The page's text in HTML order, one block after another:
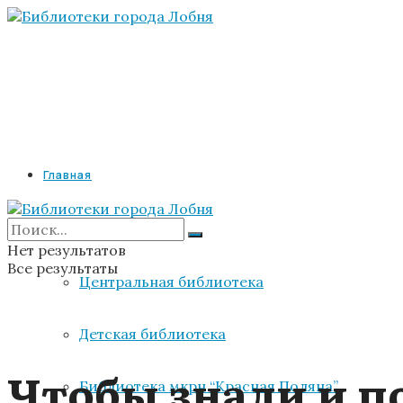
Главная
Библиотеки
Центральная библиотека
Детская библиотека
Библиотека мкрн “Красная Поляна”
Нет результатов
Все результаты